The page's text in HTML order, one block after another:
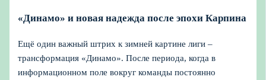
«Динамо» и новая надежда после эпохи Карпина
Ещё один важный штрих к зимней картине лиги –
трансформация «Динамо». После периода, когда в
информационном поле вокруг команды постоянно